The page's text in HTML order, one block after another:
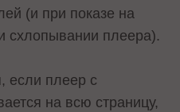
(и при показе на
схлопывании плеера).
если плеер с
на всю страницу,